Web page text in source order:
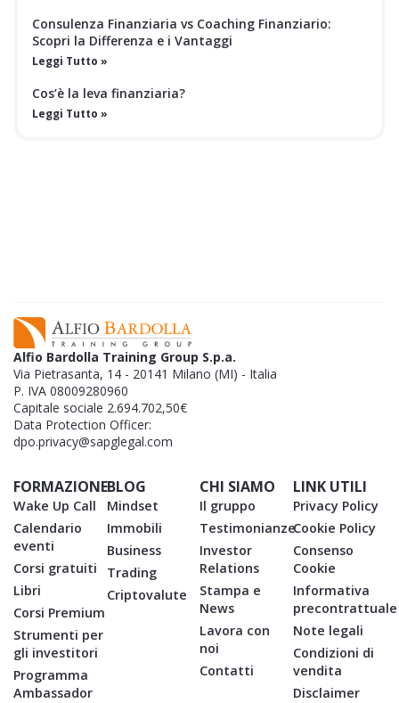
Consulenza Finanziaria vs Coaching Finanziario:
Scopri la Differenza e i Vantaggi
Leggi Tutto »
Cos’è la leva finanziaria?
Leggi Tutto »
Alfio Bardolla Training Group S.p.a.
Via Pietrasanta, 14 - 20141 Milano (MI) - Italia
P. IVA 08009280960
Capitale sociale 2.694.702,50€
Data Protection Officer:
dpo.privacy@sapglegal.com
FORMAZIONE
Wake Up Call
Calendario
eventi
Corsi gratuiti
Libri
Corsi Premium
Strumenti per
gli investitori
Programma
Ambassador
BLOG
Mindset
Immobili
Business
Trading
Criptovalute
CHI SIAMO
Il gruppo
Testimonianze
Investor
Relations
Stampa e
News
Lavora con
noi
Contatti
LINK UTILI
Privacy Policy
Cookie Policy
Consenso
Cookie
Informativa
precontrattuale
Note legali
Condizioni di
vendita
Disclaimer